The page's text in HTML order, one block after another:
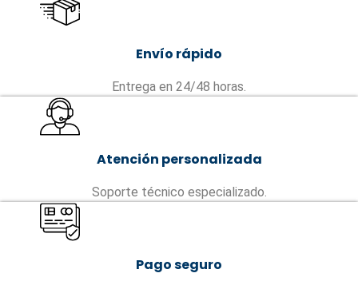
Envío rápido
Entrega en 24/48 horas.
Atención personalizada
Soporte técnico especializado.
Pago seguro